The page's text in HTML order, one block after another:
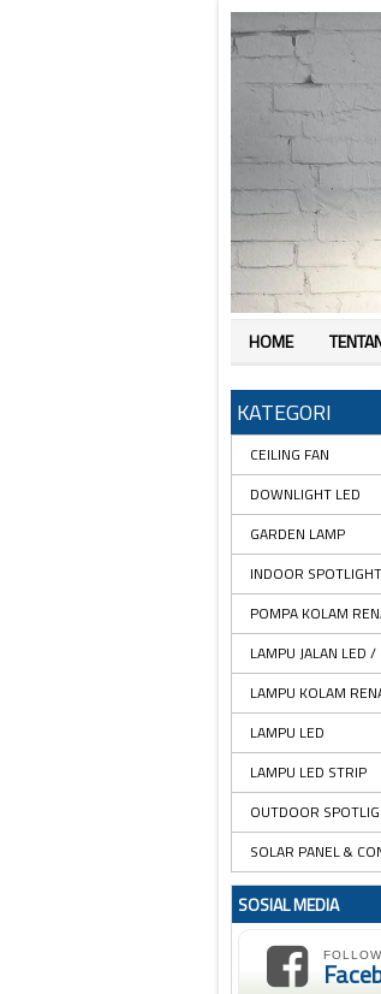
HOME
KATEGORI
CEILING FAN
DOWNLIGHT LED
GARDEN LAMP
INDOOR SPOTLIGHT
POMPA KOLAM
LAMPU JALAN LED /
LAMPU KOLAM
LAMPU LED
LAMPU LED STRIP
OUTDOOR
SOLAR PANEL &
SOSIAL MEDIA